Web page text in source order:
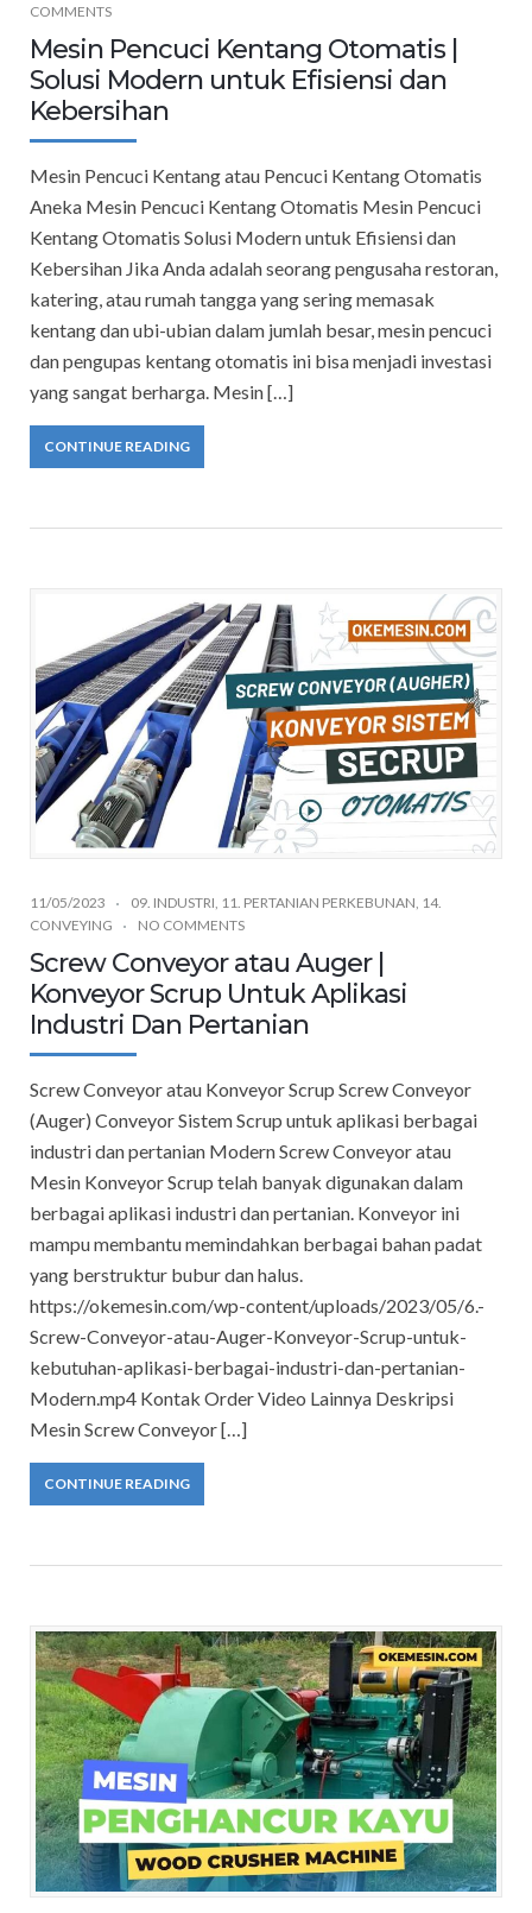
COMMENTS
Mesin Pencuci Kentang Otomatis |
Solusi Modern untuk Efisiensi dan
Kebersihan
Mesin Pencuci Kentang atau Pencuci Kentang Otomatis
Aneka Mesin Pencuci Kentang Otomatis Mesin Pencuci
Kentang Otomatis Solusi Modern untuk Efisiensi dan
Kebersihan Jika Anda adalah seorang pengusaha restoran,
katering, atau rumah tangga yang sering memasak
kentang dan ubi-ubian dalam jumlah besar, mesin pencuci
dan pengupas kentang otomatis ini bisa menjadi investasi
yang sangat berharga. Mesin […]
CONTINUE READING
11/05/2023 09. INDUSTRI, 11. PERTANIAN PERKEBUNAN, 14.
CONVEYING
NO COMMENTS
Screw Conveyor atau Auger |
Konveyor Scrup Untuk Aplikasi
Industri Dan Pertanian
Screw Conveyor atau Konveyor Scrup Screw Conveyor
(Auger) Conveyor Sistem Scrup untuk aplikasi berbagai
industri dan pertanian Modern Screw Conveyor atau
Mesin Konveyor Scrup telah banyak digunakan dalam
berbagai aplikasi industri dan pertanian. Konveyor ini
mampu membantu memindahkan berbagai bahan padat
yang berstruktur bubur dan halus.
https://okemesin.com/wp-content/uploads/2023/05/6.-
Screw-Conveyor-atau-Auger-Konveyor-Scrup-untuk-
kebutuhan-aplikasi-berbagai-industri-dan-pertanian-
Modern.mp4 Kontak Order Video Lainnya Deskripsi
Mesin Screw Conveyor […]
CONTINUE READING